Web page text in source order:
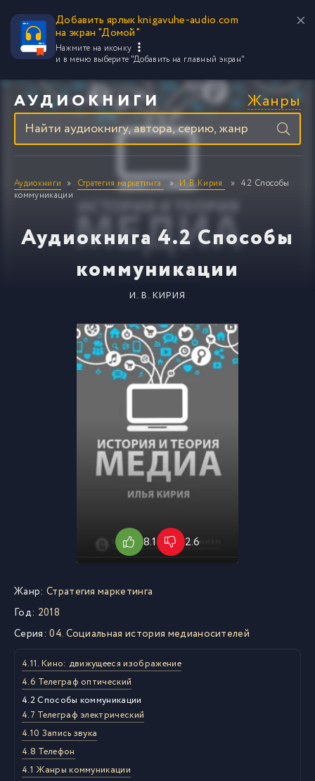
Добавить ярлык knigavuhe-audio.com
на экран "Домой"
Нажмите на иконку
и в меню выберите "Добавить на главный экран"
АУДИОКНИГИ Жанры
Аудиокниги Стратегия маркетинга И. В. Кирия
4.2 Способы
коммуникации
Аудиокнига 4.2 Способы
коммуникации
И. В. КИРИЯ
8.1 2.6
Жанр: Стратегия маркетинга
Год: 2018
Серия: 04. Социальная история медианосителей
4.11. Кино: движущееся изображение
4.6 Телеграф оптический
4.2 Способы коммуникации
4.7 Телеграф электрический
4.10 Запись звука
4.8 Телефон
4.1 Жанры коммуникации